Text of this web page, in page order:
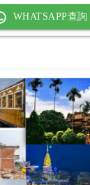
WHATSAPP查詢